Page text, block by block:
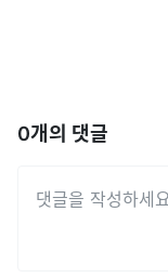
0개의 댓글